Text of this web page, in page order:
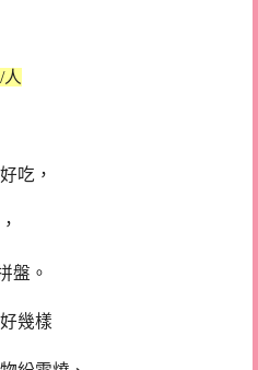
吃，
盤。
幾樣